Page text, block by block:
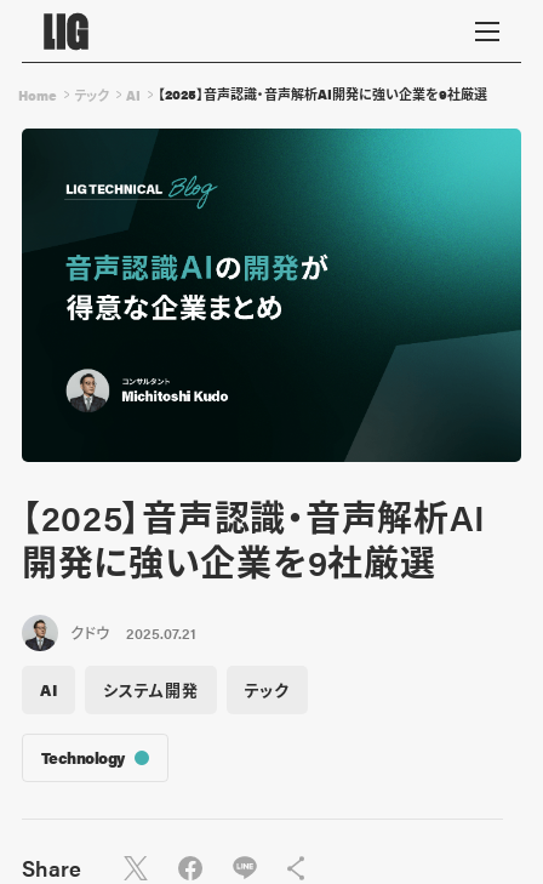
Home テック AI 【2025】音声認識・音声解析AI開発に強い企業を9社厳選
【2025】音声認識・音声解析AI
開発に強い企業を9社厳選
クドウ 2025.07.21
AI システム開発 テック
Technology
Share